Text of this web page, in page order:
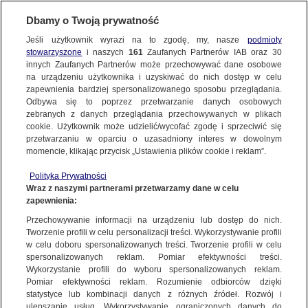
Każdego dnia muszą decydować,
komu uratują życie. "To nie powinno
zależeć od nas. Jesteśmy tylko ludźmi"
6 MAJA 2021 20:14
W ciągu jednej doby w Indiach potwierdzono
ponad 412 tysięcy nowych zakażeń
koronawirusem. Każdego dnia lekarze muszą
decydować o tym, komu uratują życie, bo łóżek,
tlenu i respiratorów na pewno nie wystarczy dla
wszystkich chorych. Jednym z takich lekarzy jest
Rohan Aggarwl, zaledwie 26-latek z Delhi.
NAJNOWSZE
ZOBACZ FAKTY
FAKTY PO FAKTACH
FAKTY O ŚWIECIE
WIĘCEJ
KANAŁY
Dzień dobry!
Jedno konto do wszystkich usług
Dbamy o Twoją prywatność
Jeśli użytkownik wyrazi na to zgodę, my, nasze podmioty
stowarzyszone i naszych 161Zaufanych Partnerów IAB oraz 30
innych Zaufanych Partnerów może przechowywać dane osobowe
na urządzeniu użytkownika i uzyskiwać do nich dostęp w celu
zapewnienia bardziej spersonalizowanego sposobu przeglądania.
Odbywa się to poprzez przetwarzanie danych osobowych
zebranych z danych przeglądania przechowywanych w plikach
cookie. Użytkownik może udzielić/wycofać zgodę i sprzeciwić się
przetwarzaniu w oparciu o uzasadniony interes w dowolnym
momencie, klikając przycisk „Ustawienia plików cookie i reklam”.
Polityka Prywatności
Wraz z naszymi partnerami przetwarzamy dane w celu
zapewnienia:
Przechowywanie informacji na urządzeniu lub dostęp do nich.
Tworzenie profili w celu personalizacji treści. Wykorzystywanie profili
w celu doboru spersonalizowanych treści. Tworzenie profili w celu
spersonalizowanych reklam. Pomiar efektywności treści.
Wykorzystanie profili do wyboru spersonalizowanych reklam.
Pomiar efektywności reklam. Rozumienie odbiorców dzięki
statystyce lub kombinacji danych z różnych źródeł. Rozwój i